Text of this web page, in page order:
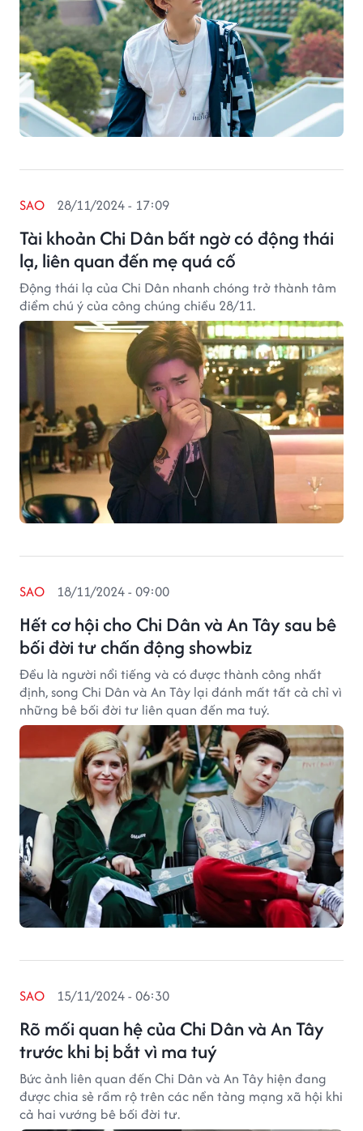
Tài khoản Chi Dân bất ngờ có động thái
lạ, liên quan đến mẹ quá cố
SAO 28/11/2024 - 17:09
Động thái lạ của Chi Dân nhanh chóng trở thành tâm
điểm chú ý của công chúng chiều 28/11.
Hết cơ hội cho Chi Dân và An Tây sau bê
bối đời tư chấn động showbiz
SAO 18/11/2024 - 09:00
Đều là người nổi tiếng và có được thành công nhất
định, song Chi Dân và An Tây lại đánh mất tất cả chỉ vì
những bê bối đời tư liên quan đến ma tuý.
Rõ mối quan hệ của Chi Dân và An Tây
trước khi bị bắt vì ma tuý
SAO 15/11/2024 - 06:30
Bức ảnh liên quan đến Chi Dân và An Tây hiện đang
được chia sẻ rầm rộ trên các nền tảng mạng xã hội khi
cả hai vướng bê bối đời tư.